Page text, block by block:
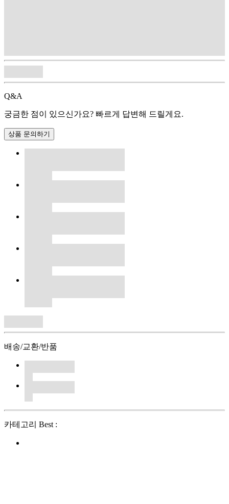
Q&A
궁금한 점이 있으신가요? 빠르게 답변해 드릴게요.
상품 문의하기
배송/교환/반품
카테고리 Best :